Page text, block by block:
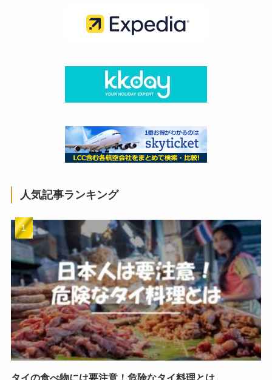
人気記事ランキング
タイの食べ物には要注意！危険なタイ料理とは